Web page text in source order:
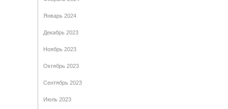
Январь 2024
Декабрь 2023
Ноябрь 2023
Октябрь 2023
Сентябрь 2023
Июль 2023